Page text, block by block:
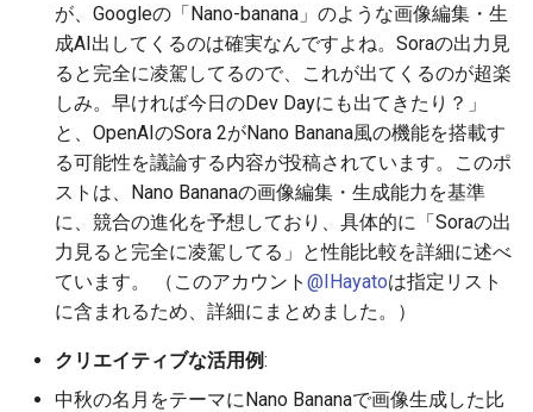
2026-06-02
2026-06-01
2026-05-31
2026-05-30
2026-05-29
2026-05-28
2025-11-17
2025-11-16
2025-11-15
2025-11-14
2025-11-13
2025-11-12
2026-06-02
2026-06-01
2026-05-31
2026-05-30
2026-05-29
2026-05-28
2025-11-17
2025-11-16
2025-11-15
2025-11-14
2025-11-13
2025-11-12
2026-05-30
2026-05-29
2026-05-28
2026-05-27
2026-05-26
2026-05-25
2026-05-24
2026-05-29
2026-05-28
2026-05-27
2026-05-26
2026-05-25
2026-05-24
2025-11-17
2025-11-16
2025-11-15
2025-11-14
2025-11-13
2025-11-12
2026-06-02
2026-06-01
2026-05-31
2026-05-30
2026-05-29
2026-05-28
が、Googleの「Nano-banana」のような画像編集・生
成AI出してくるのは確実なんですよね。Soraの出力見
ると完全に凌駕してるので、これが出てくるのが超楽
しみ。早ければ今日のDev Dayにも出てきたり？」
と、OpenAIのSora 2がNano Banana風の機能を搭載す
る可能性を議論する内容が投稿されています。このポ
ストは、Nano Bananaの画像編集・生成能力を基準
に、競合の進化を予想しており、具体的に「Soraの出
力見ると完全に凌駕してる」と性能比較を詳細に述べ
ています。 （このアカウント @IHayatoは指定リスト
に含まれるため、詳細にまとめました。）
クリエイティブな活用例:
中秋の名月をテーマにNano Bananaで画像生成した比